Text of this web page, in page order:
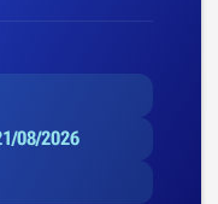
08/2026